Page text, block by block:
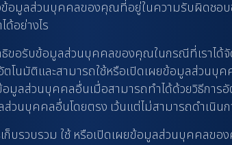
อมูลส่วนบุคคลของคุณที่อยู่ในความรับผิดชอบข
ด้อย่างไร
อรับข้อมูลส่วนบุคคลของคุณในกรณีที่เราได้
โนมัติและสามารถใช้หรือเปิดเผยข้อมูลส่วนบุ
ลส่วนบุคคลอื่นเมื่อสามารถทำได้ด้วยวิธีการ
บุคคลอื่นโดยตรง เว้นแต่ไม่สามารถดำเนินก
รวบรวม ใช้ หรือเปิดเผยข้อมูลส่วนบุคคลของคุ